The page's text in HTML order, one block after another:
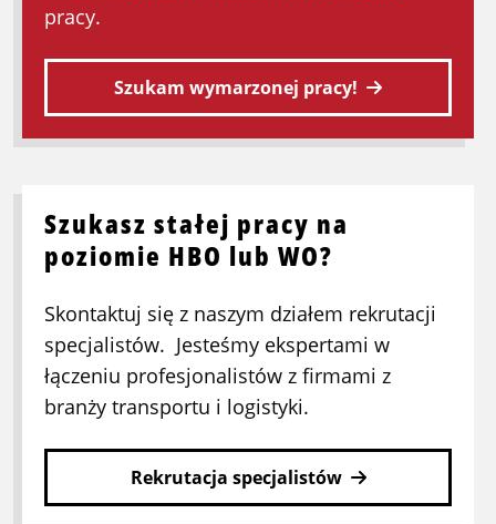
pracy.
Szukam wymarzonej pracy!
Szukasz stałej pracy na
poziomie HBO lub WO?
Skontaktuj się z naszym działem rekrutacji
specjalistów. Jesteśmy ekspertami w
łączeniu profesjonalistów z firmami z
branży transportu i logistyki.
Rekrutacja specjalistów